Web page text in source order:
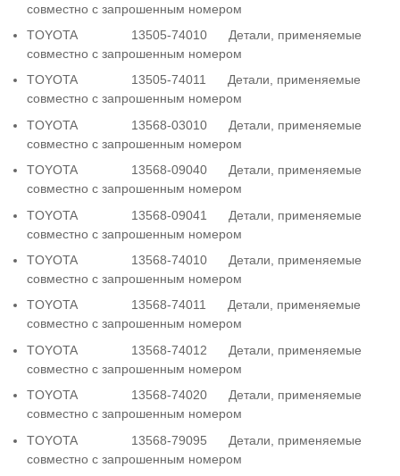
совместно с запрошенным номером
TOYOTA 13505-74010 Детали, применяемые
совместно с запрошенным номером
TOYOTA 13505-74011 Детали, применяемые
совместно с запрошенным номером
TOYOTA 13568-03010 Детали, применяемые
совместно с запрошенным номером
TOYOTA 13568-09040 Детали, применяемые
совместно с запрошенным номером
TOYOTA 13568-09041 Детали, применяемые
совместно с запрошенным номером
TOYOTA 13568-74010 Детали, применяемые
совместно с запрошенным номером
TOYOTA 13568-74011 Детали, применяемые
совместно с запрошенным номером
TOYOTA 13568-74012 Детали, применяемые
совместно с запрошенным номером
TOYOTA 13568-74020 Детали, применяемые
совместно с запрошенным номером
TOYOTA 13568-79095 Детали, применяемые
совместно с запрошенным номером